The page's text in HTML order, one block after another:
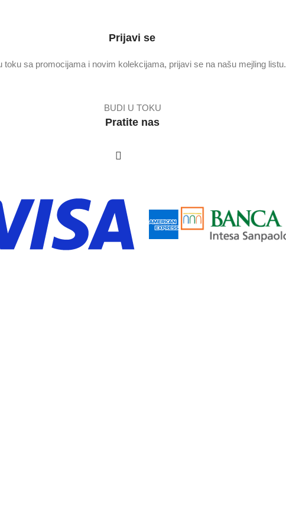
Prijavi se
toku sa promocijama i novim kolekcijama, prijavi se na našu mejling listu.
BUDI U TOKU
Pratite nas